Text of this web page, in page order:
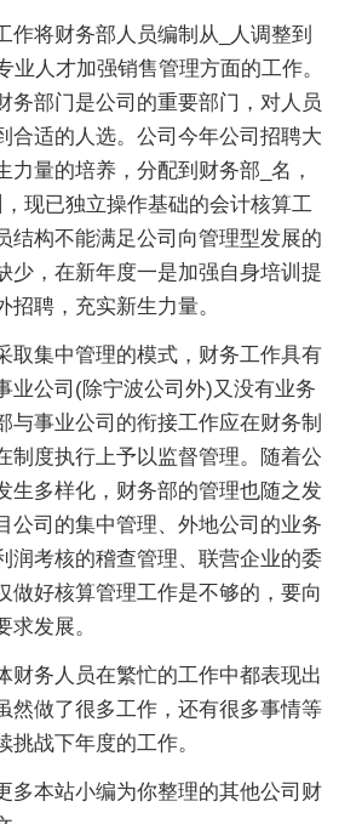
作将财务部人员编制从_人调整到
业人才加强销售管理方面的工作。
务部门是公司的重要部门，对人员
合适的人选。公司今年公司招聘大
力量的培养，分配到财务部_名，
现已独立操作基础的会计核算工
结构不能满足公司向管理型发展的
少，在新年度一是加强自身培训提
聘，充实新生力量。
取集中管理的模式，财务工作具有
业公司(除宁波公司外)又没有业务
与事业公司的衔接工作应在财务制
制度执行上予以监督管理。随着公
生多样化，财务部的管理也随之发
公司的集中管理、外地公司的业务
润考核的稽查管理、联营企业的委
做好核算管理工作是不够的，要向
发展。
财务人员在繁忙的工作中都表现出
然做了很多工作，还有很多事情等
战下年度的工作。
多本站小编为你整理的其他公司财